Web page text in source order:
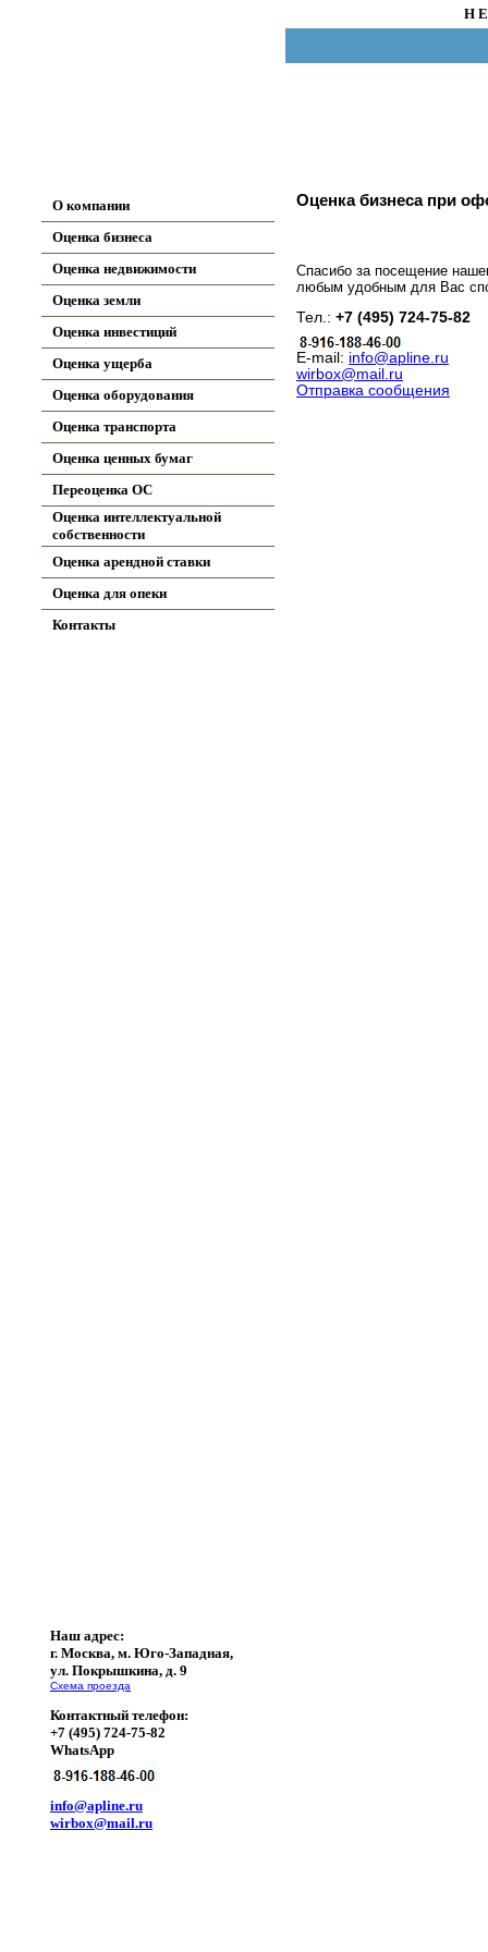
Н
О компании
Оценка бизнеса
Оценка недвижимости
Оценка земли
Оценка инвестиций
Оценка ущерба
Оценка оборудования
Оценка транспорта
Оценка ценных бумаг
Переоценка ОС
Оценка интеллектуальной
собственности
Оценка арендной ставки
Оценка для опеки
Контакты
Наш адрес:
г. Москва, м. Юго-Западная,
ул. Покрышкина, д. 9
Схема проезда
Контактный телефон:
+7 (495) 724-75-82
WhatsApp
info@apline.ru
wirbox@mail.ru
Оценка бизнеса при
Спасибо за посещение
любым удобным для Вас
Тел.: +7 (495) 724-75-82
E-mail: info@apline.ru
wirbox@mail.ru
Отправка сообщения